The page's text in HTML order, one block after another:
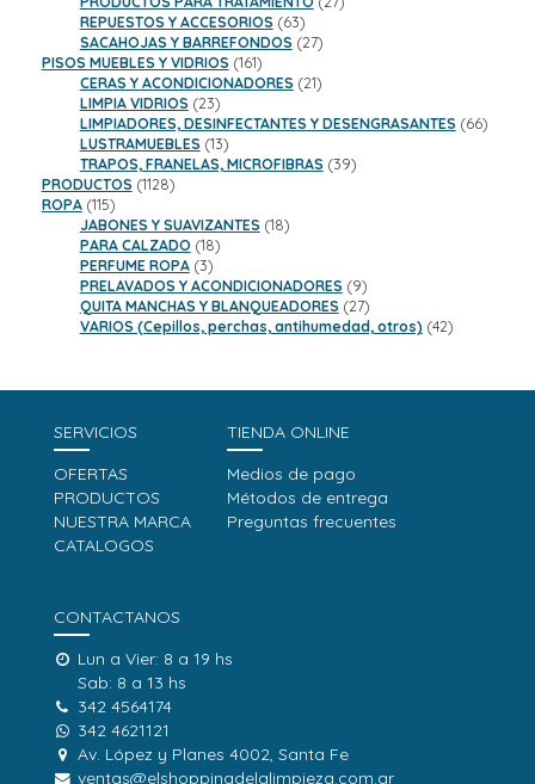
REPUESTOS Y ACCESORIOS 6363
productos
SACAHOJAS Y BARREFONDOS 2727
PISOS MUEBLES Y VIDRIOS 161161
productos
CERAS Y ACONDICIONADORES 2121
LIMPIA VIDRIOS 2323
productos
LIMPIADORES, DESINFECTANTES Y DESENGRASANTES 6666
LUSTRAMUEBLES 1313
productos
TRAPOS, FRANELAS, MICROFIBRAS 3939
PRODUCTOS 11281128
ROPA 115115
productos
JABONES Y SUAVIZANTES 1818
PARA CALZADO 1818
PERFUME ROPA 33
productos
PRELAVADOS Y ACONDICIONADORES 99
productos
QUITA MANCHAS Y BLANQUEADORES 2727
productos
VARIOS (Cepillos, perchas, antihumedad, otros) 4242
SERVICIOS
OFERTAS
PRODUCTOS
NUESTRA MARCA
CATALOGOS
TIENDA ONLINE
Medios de pago
Métodos de entrega
Preguntas frecuentes
CONTACTANOS
Lun a Vier: 8 a 19 hs
Sab: 8 a 13 hs
342 4564174
342 4621121
Av. López y Planes 4002, Santa Fe
ventas@elshoppingdelalimpieza.com.ar